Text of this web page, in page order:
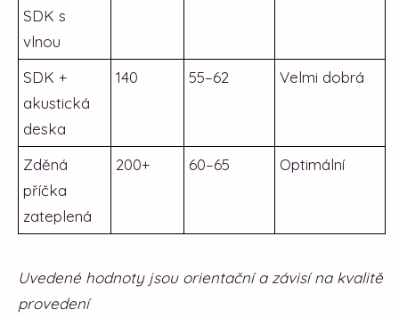
SDK s
vlnou
SDK +
akustická
deska
140 55–62 Velmi dobrá
Zděná
příčka
zateplená
200+ 60–65 Optimální
Uvedené hodnoty jsou orientační a závisí na kvalitě
provedení